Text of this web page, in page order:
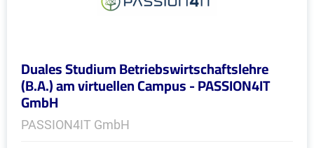
Duales Studium Betriebswirtschaftslehre
(B.A.) am virtuellen Campus - PASSION4IT
GmbH
PASSION4IT GmbH